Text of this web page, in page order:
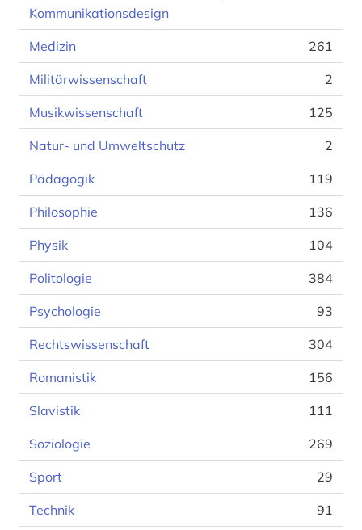
Kommunikationsdesign
Medizin 261
Militärwissenschaft 2
Musikwissenschaft 125
Natur- und Umweltschutz 2
Pädagogik 119
Philosophie 136
Physik 104
Politologie 384
Psychologie 93
Rechtswissenschaft 304
Romanistik 156
Slavistik 111
Soziologie 269
Sport 29
Technik 91